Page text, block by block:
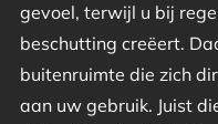
gevoel, terwijl u bij
beschutting creëert.
buitenruimte die zich
aan uw gebruik. Juist